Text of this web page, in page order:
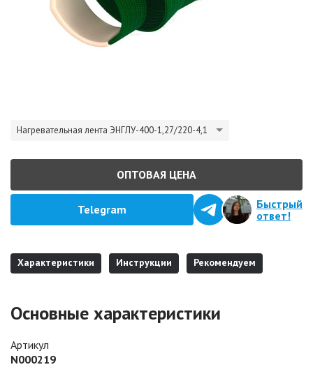
Нагревательная лента ЭНГЛУ-400-1,27/220-4,1
ОПТОВАЯ ЦЕНА
Telegram
Быстрый
ответ!
Характеристики Инструкции Рекомендуем
Основные характеристики
Артикул
N000219